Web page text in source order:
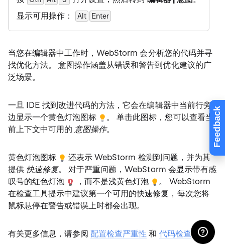
Feedback
显示可用操作：
Alt Enter
当您在编辑器中工作时，WebStorm 会分析您的代码并寻
找优化方法。 意图操作涵盖从错误和警告到优化建议的广
泛场景。
一旦 IDE 找到改进代码的方法，它会在编辑器中当前行旁
边显示一个黄色灯泡图标
。 单击此图标，您可以查看当
前上下文中可用的 意图操作。
黄色灯泡图标
还表示 WebStorm 检测到问题，并为其
提供 快速修复。 对于严重问题，WebStorm 会显示带有感
叹号的红色灯泡
，而不是浅黄色灯泡
。 WebStorm
在检查工具提示中建议第一个可用的快速修复，每次您将
鼠标悬停在警告或错误上时都会出现。
有关更多信息，请参阅 配置检查严重性 和 代码检查。